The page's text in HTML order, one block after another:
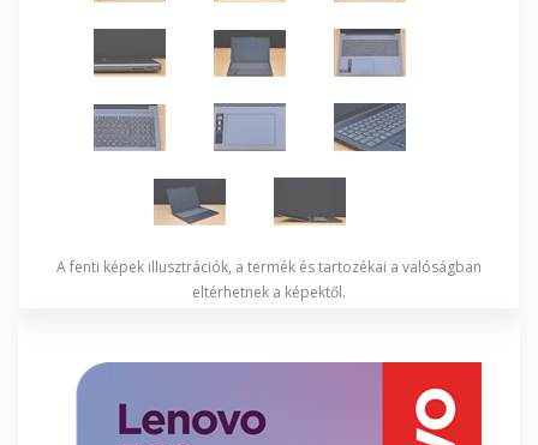
A fenti képek illusztrációk, a termék és tartozékai a valóságban
eltérhetnek a képektől.